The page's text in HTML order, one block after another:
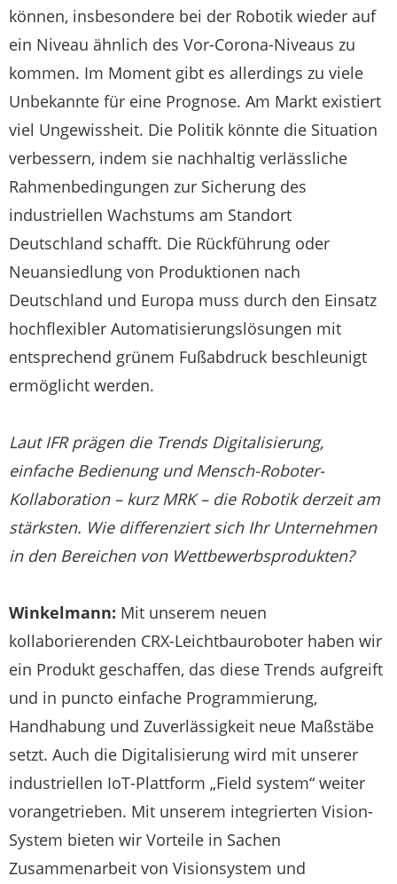
können, insbesondere bei der Robotik wieder auf
ein Niveau ähnlich des Vor-Corona-Niveaus zu
kommen. Im Moment gibt es allerdings zu viele
Unbekannte für eine Prognose. Am Markt existiert
viel Ungewissheit. Die Politik könnte die Situation
verbessern, indem sie nachhaltig verlässliche
Rahmenbedingungen zur Sicherung des
industriellen Wachstums am Standort
Deutschland schafft. Die Rückführung oder
Neuansiedlung von Produktionen nach
Deutschland und Europa muss durch den Einsatz
hochflexibler Automatisierungslösungen mit
entsprechend grünem Fußabdruck beschleunigt
ermöglicht werden.
Laut IFR prägen die Trends Digitalisierung,
einfache Bedienung und Mensch-Roboter-
Kollaboration – kurz MRK – die Robotik derzeit am
stärksten. Wie differenziert sich Ihr Unternehmen
in den Bereichen von Wettbewerbsprodukten?
Winkelmann: Mit unserem neuen
kollaborierenden CRX-Leichtbauroboter haben wir
ein Produkt geschaffen, das diese Trends aufgreift
und in puncto einfache Programmierung,
Handhabung und Zuverlässigkeit neue Maßstäbe
setzt. Auch die Digitalisierung wird mit unserer
industriellen IoT-Plattform „Field system“ weiter
vorangetrieben. Mit unserem integrierten Vision-
System bieten wir Vorteile in Sachen
Zusammenarbeit von Visionsystem und